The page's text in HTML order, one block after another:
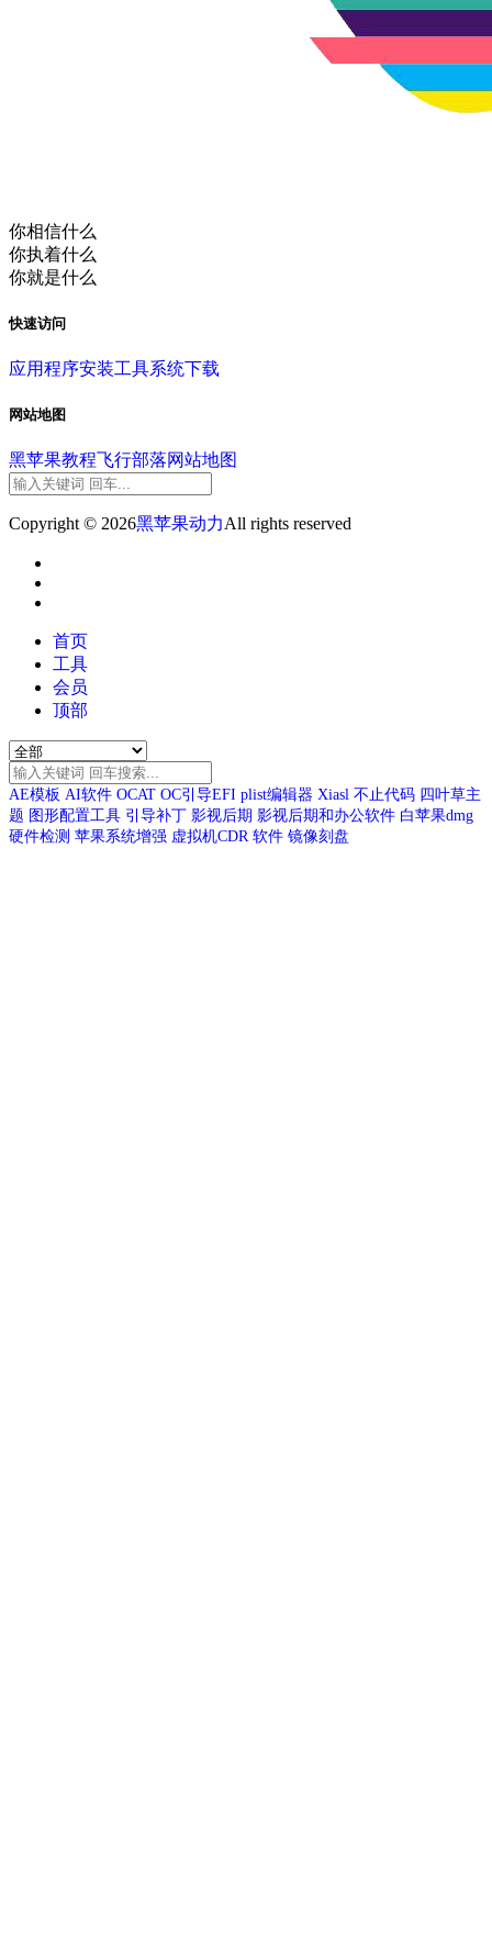
你相信什么
你执着什么
你就是什么
快速访问
应用程序安装工具系统下载
网站地图
黑苹果教程飞行部落网站地图
Copyright © 2026黑苹果动力All rights reserved
首页
工具
会员
顶部
AE模板 AI软件 OCAT OC引导EFI plist编辑器 Xiasl 不止代码 四叶草主
题 图形配置工具 引导补丁 影视后期 影视后期和办公软件 白苹果dmg
硬件检测 苹果系统增强 虚拟机CDR 软件 镜像刻盘